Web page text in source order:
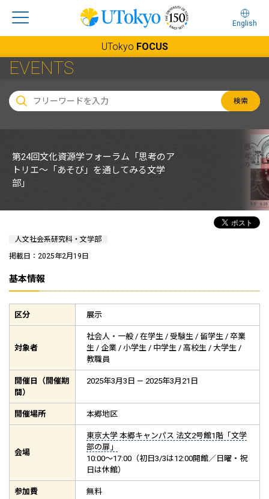
English
UTokyo FOCUS
EVENTS
検索
第24回文化資源学フォーラム「思考のア
トリエ～「あそび」を通してみる文学
部」
人文社会系研究科・文学部
掲載日：2025年2月19日
基本情報
区分 展示
対象者
社会人・一般 / 在学生 / 受験生 / 留学生 / 卒業
生 / 企業 / 小学生 / 中学生 / 高校生 / 大学生 /
教職員
開催日（開催期
間）
2025年3月3日 — 2025年3月21日
開催場所 本郷地区
会場
東京大学 本郷キャンパス 法文2号館1階「文学
部の扉」
10:00～17:00（初日3/3は12:00開館／日曜・祝
日は休館）
参加費 無料